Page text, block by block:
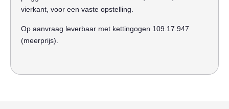
vierkant, voor een vaste opstelling.
Op aanvraag leverbaar met kettingogen 109.17.947
(meerprijs).